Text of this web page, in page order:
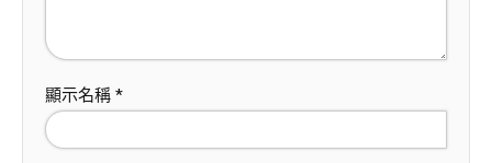
顯示名稱 *